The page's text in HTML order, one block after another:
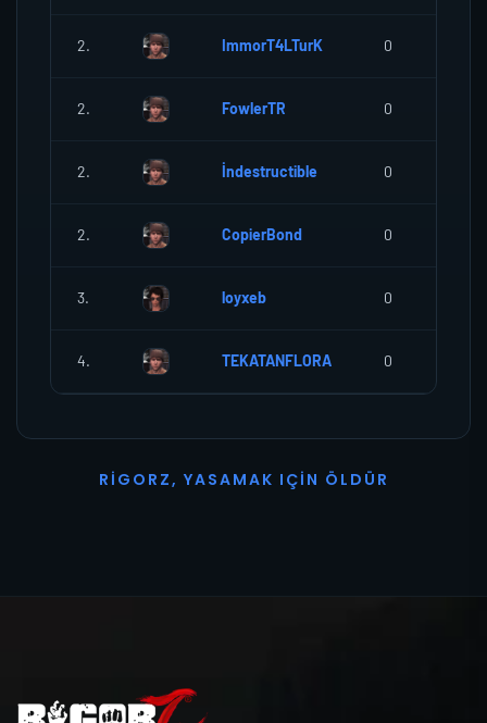
2. ImmorT4LTurK 0
2. FowlerTR 0
2. İndestructible 0
2. CopierBond 0
3. loyxeb 0
4. TEKATANFLORA 0
R I G O R Z, YASAMAK I ÇI N Ö L D Ü R